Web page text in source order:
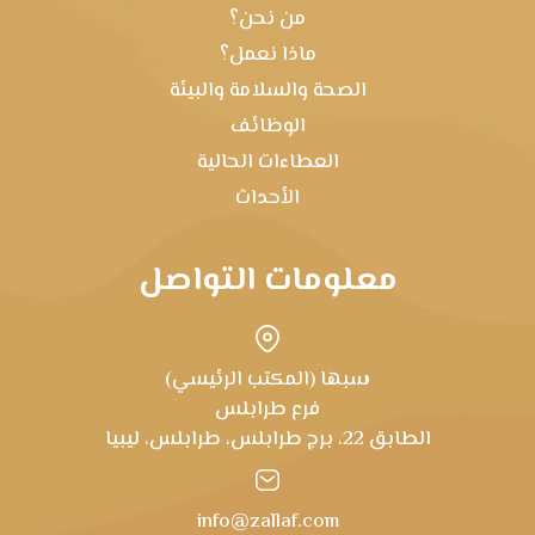
من نحن؟
ماذا نعمل؟
الصحة والسلامة والبيئة
الوظائف
العطاءات الحالية
الأحداث
معلومات التواصل
سبها (المكتب الرئيسي)
فرع طرابلس
الطابق 22، برج طرابلس، طرابلس، ليبيا
info@zallaf.com